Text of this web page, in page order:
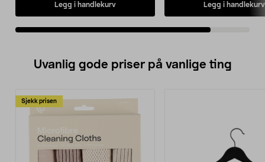
Legg i handlekurv Legg i handlekurv
Uvanlig gode priser på vanlige ting
Sjekk prisen